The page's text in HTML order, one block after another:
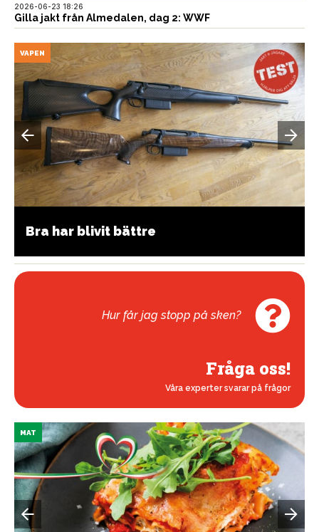
2026-06-23 18:26
Gilla jakt från Almedalen, dag 2: WWF
VAPEN
Bra har blivit bättre
Hur får jag stopp på sken?
Fråga oss!
Våra experter svarar på frågor
MAT